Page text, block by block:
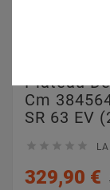
Plateau
Cm
SR 63 EV
    
329,90 €